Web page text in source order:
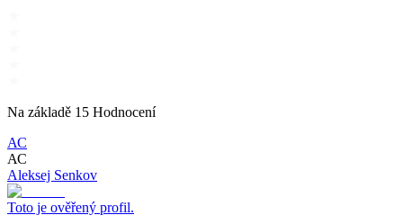
Na základě 15 Hodnocení
АС
АС
Aleksej Senkov
Toto je ověřený profil.